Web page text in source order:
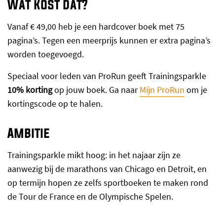
Wat kost dat?
Vanaf € 49,00 heb je een hardcover boek met 75
pagina’s. Tegen een meerprijs kunnen er extra pagina’s
worden toegevoegd.
Speciaal voor leden van ProRun geeft Trainingsparkle
10% kortingop jouw boek. Ga naarMijn ProRun om je
kortingscode op te halen.
Ambitie
Trainingsparkle mikt hoog: in het najaar zijn ze
aanwezig bij de marathons van Chicago en Detroit, en
op termijn hopen ze zelfs sportboeken te maken rond
de Tour de France en de Olympische Spelen.